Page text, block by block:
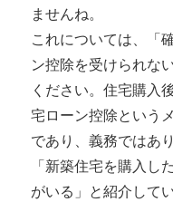
ませんね。
これについては、「
ン控除を受けられな
ください。住宅購入
宅ローン控除という
であり、義務ではあ
「新築住宅を購入し
がいる」と紹介して